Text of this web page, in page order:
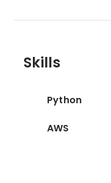
Skills
Python
AWS